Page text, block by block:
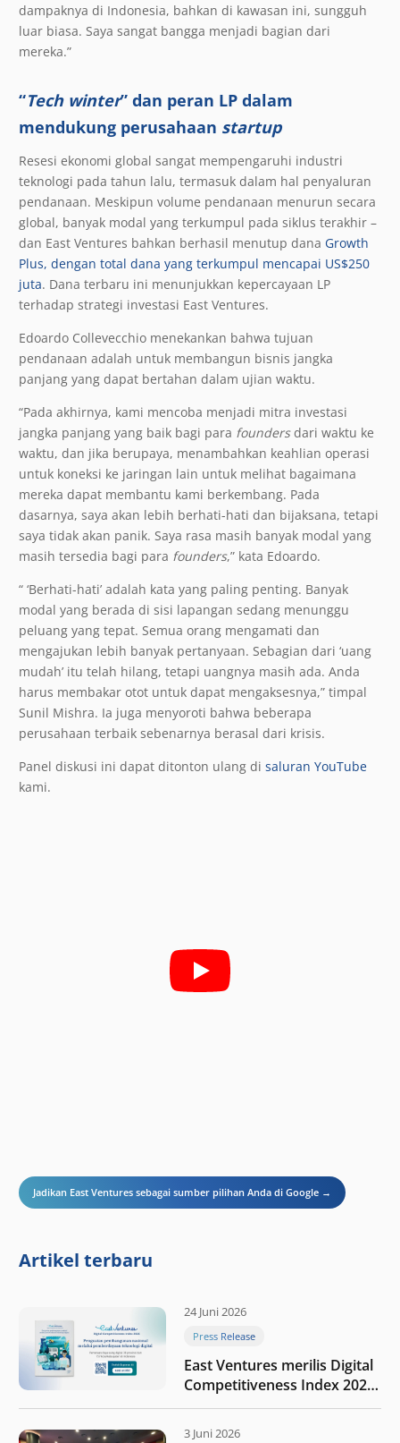
dampaknya di Indonesia, bahkan di kawasan ini, sungguh
luar biasa. Saya sangat bangga menjadi bagian dari
mereka.”
“Tech winter” dan peran LP dalam
mendukung perusahaan startup
Resesi ekonomi global sangat mempengaruhi industri
teknologi pada tahun lalu, termasuk dalam hal penyaluran
pendanaan. Meskipun volume pendanaan menurun secara
global, banyak modal yang terkumpul pada siklus terakhir –
dan East Ventures bahkan berhasil menutup dana Growth
Plus, dengan total dana yang terkumpul mencapai US$250
juta. Dana terbaru ini menunjukkan kepercayaan LP
terhadap strategi investasi East Ventures.
Edoardo Collevecchio menekankan bahwa tujuan
pendanaan adalah untuk membangun bisnis jangka
panjang yang dapat bertahan dalam ujian waktu.
“Pada akhirnya, kami mencoba menjadi mitra investasi
jangka panjang yang baik bagi para foundersdari waktu ke
waktu, dan jika berupaya, menambahkan keahlian operasi
untuk koneksi ke jaringan lain untuk melihat bagaimana
mereka dapat membantu kami berkembang. Pada
dasarnya, saya akan lebih berhati-hati dan bijaksana, tetapi
saya tidak akan panik. Saya rasa masih banyak modal yang
masih tersedia bagi para founders,” kata Edoardo.
“ ‘Berhati-hati’ adalah kata yang paling penting. Banyak
modal yang berada di sisi lapangan sedang menunggu
peluang yang tepat. Semua orang mengamati dan
mengajukan lebih banyak pertanyaan. Sebagian dari ‘uang
mudah’ itu telah hilang, tetapi uangnya masih ada. Anda
harus membakar otot untuk dapat mengaksesnya,” timpal
Sunil Mishra. Ia juga menyoroti bahwa beberapa
perusahaan terbaik sebenarnya berasal dari krisis.
Panel diskusi ini dapat ditonton ulang di saluran YouTube
kami.
Jadikan East Ventures sebagai sumber pilihan Anda di Google →
Artikel terbaru
24 Juni 2026
Press Release
East Ventures merilis Digital
Competitiveness Index 2026,
menyoroti fase transformasi
digital Indonesia selanjutnya
3 Juni 2026